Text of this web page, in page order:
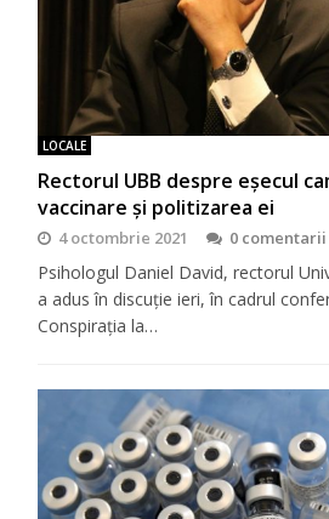
LOCALE
Rectorul UBB despre eșecul
vaccinare și politizarea ei
4 octombrie 2021 0 comentarii
Psihologul Daniel David, rectorul
a adus în discuție ieri, în cadrul
Conspirația la…